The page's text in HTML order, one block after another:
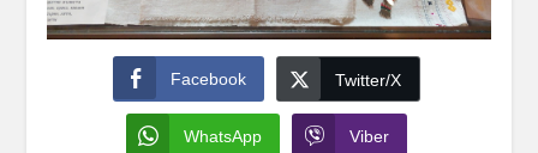
Facebook Twitter/X
WhatsApp Viber